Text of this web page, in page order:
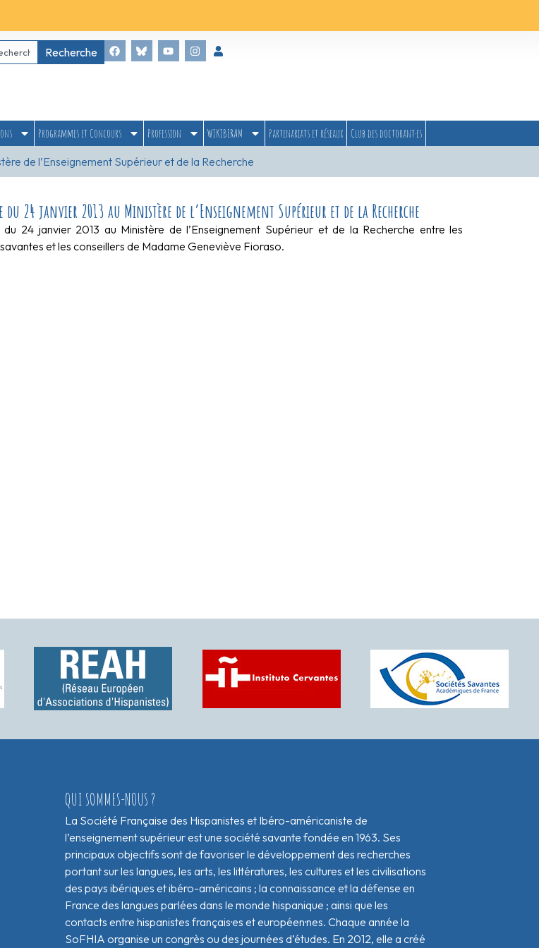
Recherche
Programmes et Concours Profession WIKIBERAM Partenariats et réseaux
Club des doctorant·es
de l’Enseignement Supérieur et de la Recherche
24 janvier 2013 au Ministère de l’Enseignement Supérieur et de la Recherche
24 janvier 2013 au Ministère de l’Enseignement Supérieur et de la Recherche entre les
et les conseillers de Madame Geneviève Fioraso.
QUI SOMMES-NOUS ?
La Société Française des Hispanistes et Ibéro-américaniste de
l’enseignement supérieur est une société savante fondée en 1963. Ses
principaux objectifs sont de favoriser le développement des recherches
portant sur les langues, les arts, les littératures, les cultures et les civilisations
des pays ibériques et ibéro-américains ; la connaissance et la défense en
France des langues parlées dans le monde hispanique ; ainsi que les
contacts entre hispanistes français·es et européen·nes. Chaque année la
SoFHIA organise un congrès ou des journées d’études. En 2012, elle a créé